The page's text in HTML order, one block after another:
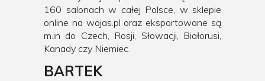
160 salonach w całej Polsce, w sklepie
online na wojas.pl oraz eksportowane są
m.in do Czech, Rosji, Słowacji, Białorusi,
Kanady czy Niemiec.
BARTEK